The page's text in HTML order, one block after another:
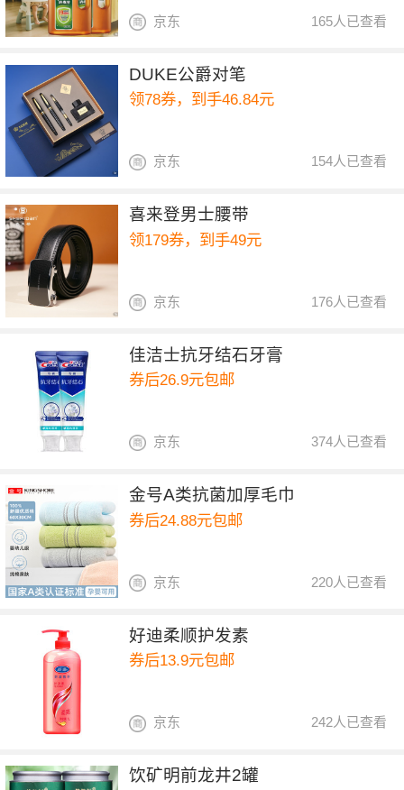
165人已查看
京东
DUKE公爵对笔
领78券，到手46.84元
154人已查看
京东
喜来登男士腰带
领179券，到手49元
176人已查看
京东
佳洁士抗牙结石牙膏
券后26.9元包邮
374人已查看
京东
金号A类抗菌加厚毛巾
券后24.88元包邮
220人已查看
京东
好迪柔顺护发素
券后13.9元包邮
242人已查看
京东
饮矿明前龙井2罐